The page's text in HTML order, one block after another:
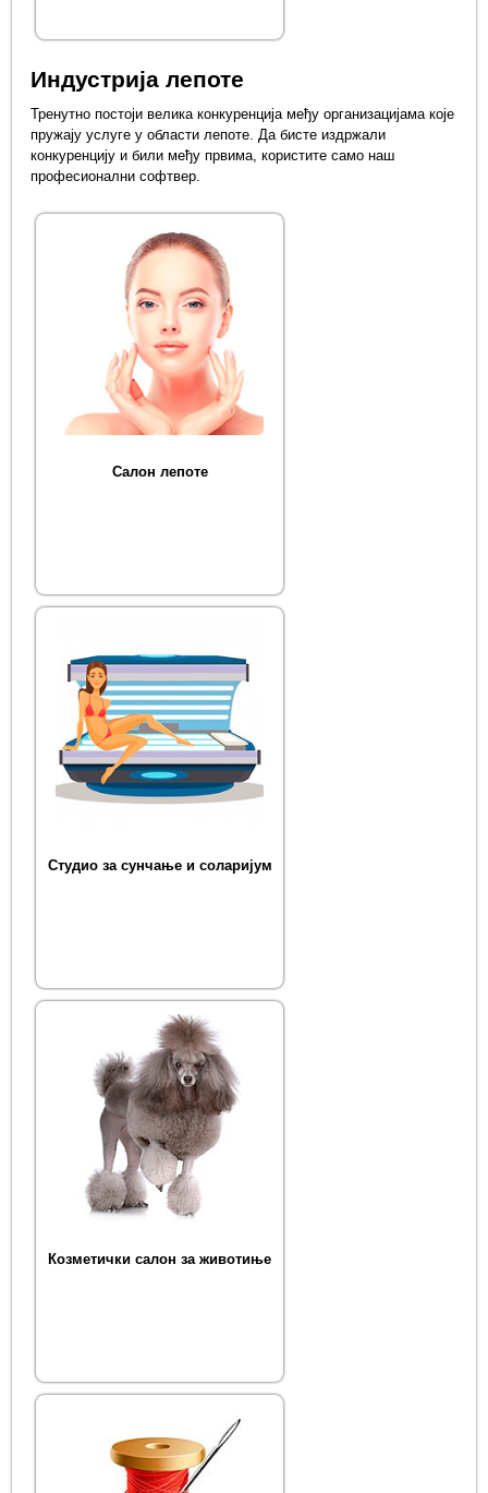
Индустрија лепоте
Тренутно постоји велика конкуренција међу организацијама које
пружају услуге у области лепоте. Да бисте издржали
конкуренцију и били међу првима, користите само наш
професионални софтвер.
Салон лепоте
Студио за сунчање и соларијум
Козметички салон за животиње